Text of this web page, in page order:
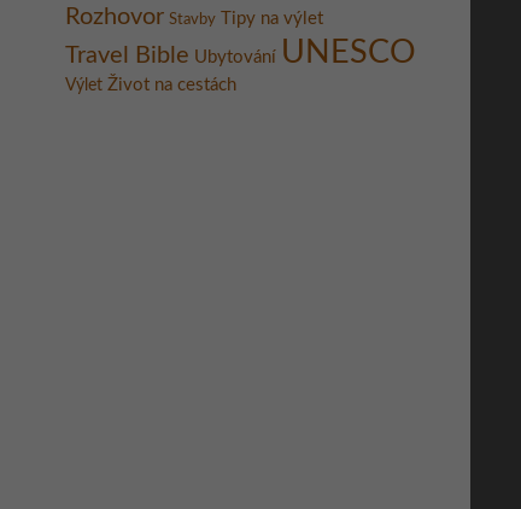
Rozhovor Stavby Tipy na výlet
Travel Bible Ubytování UNESCO
Výlet Život na cestách